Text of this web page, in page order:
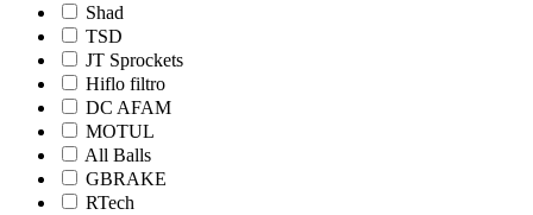
Shad
TSD
JT Sprockets
Hiflo filtro
DC AFAM
MOTUL
All Balls
GBRAKE
RTech